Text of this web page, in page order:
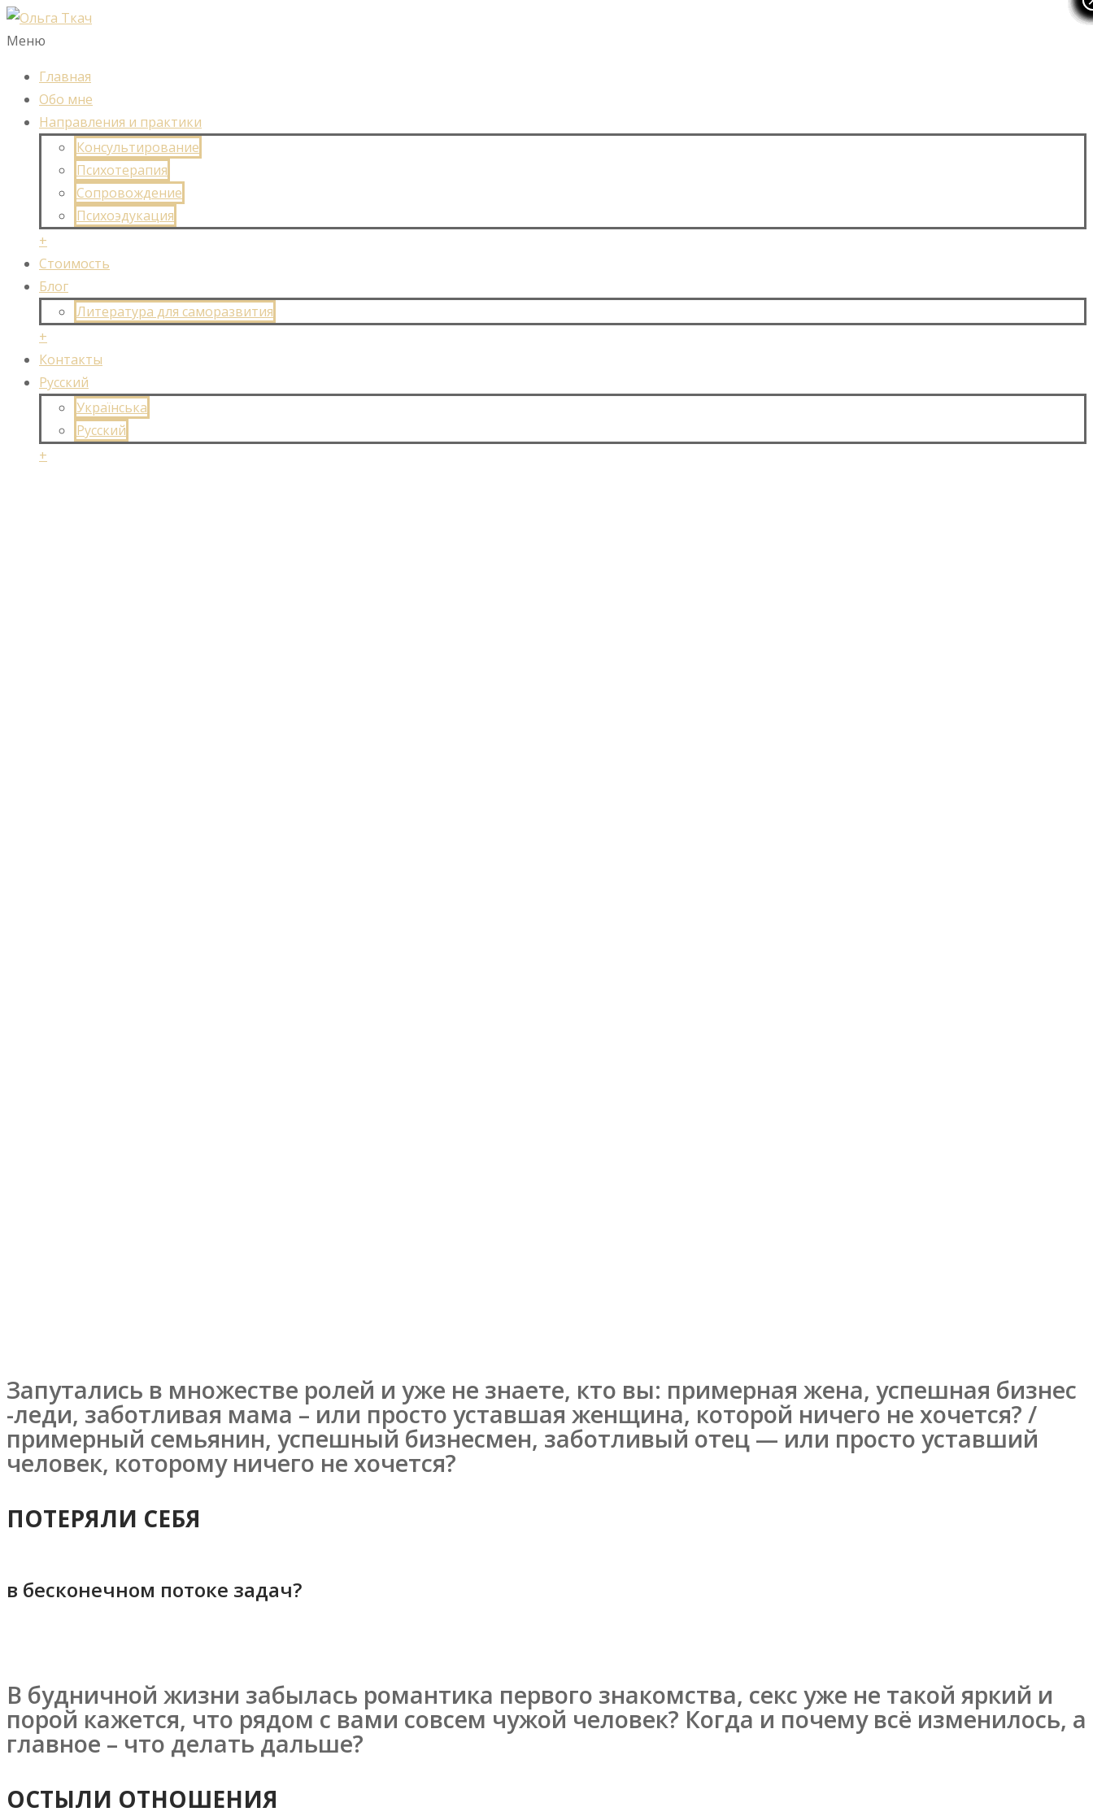
Меню
Главная
Обо мне
Направления и практики
Консультирование
Психотерапия
Сопровождение
Психоэдукация
+
Стоимость
Блог
Литература для саморазвития
+
Контакты
Русский
Українська
Русский
+
Запутались в множестве ролей и уже не знаете, кто вы: примерная жена, успешная бизнес
-леди, заботливая мама – или просто уставшая женщина, которой ничего не хочется? /
примерный семьянин, успешный бизнесмен, заботливый отец — или просто уставший
человек, которому ничего не хочется?
ПОТЕРЯЛИ СЕБЯ
в бесконечном потоке задач?
В будничной жизни забылась романтика первого знакомства, секс уже не такой яркий и
порой кажется, что рядом с вами совсем чужой человек? Когда и почему всё изменилось, а
главное – что делать дальше?
ОСТЫЛИ ОТНОШЕНИЯ